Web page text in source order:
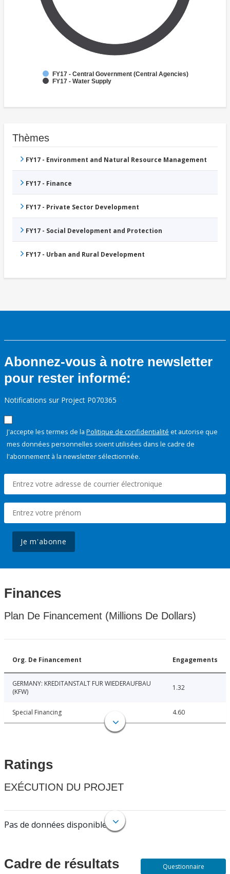
FY17 - Central Government (Central Agencies)
FY17 - Water Supply
Thèmes
FY17 - Environment and Natural Resource Management
FY17 - Finance
FY17 - Private Sector Development
FY17 - Social Development and Protection
FY17 - Urban and Rural Development
Abonnez-vous à notre newsletter
pour rester informé:
Notifications sur Project P070365
J'accepte les termes de la Politique de confidentialité et autorise que
mes données personnelles soient utilisées dans le cadre de
l'abonnement à la newsletter sélectionnée.
Je m'abonne
Finances
Plan De Financement (Millions De Dollars)
Org. De Financement Engagements
GERMANY: KREDITANSTALT FUR WIEDERAUFBAU
(KFW)
1.32
Special Financing 4.60
Ratings
EXÉCUTION DU PROJET
Pas de données disponibles.
Cadre de résultats Questionnaire